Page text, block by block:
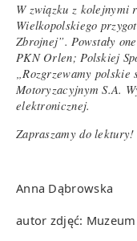
W związku z kolejnymi
Wielkopolskiego
Zbrojnej”. Powstały
PKN Orlen; Polskiej
„Rozgrzewamy polskie
Motoryzacyjnym S.A.
elektronicznej.
Zapraszamy do lektury!
Anna Dąbrowska
autor zdjęć: